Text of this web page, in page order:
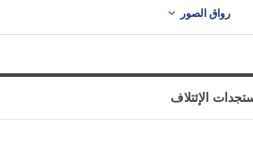
رواق الصور
الإئتلاف